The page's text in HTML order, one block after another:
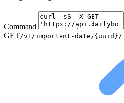
Command
GET/v1/important-date/{uuid}/